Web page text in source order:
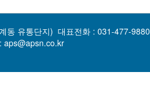
동 유통단지) 대표전화 : 031-477-9880
aps@apsn.co.kr